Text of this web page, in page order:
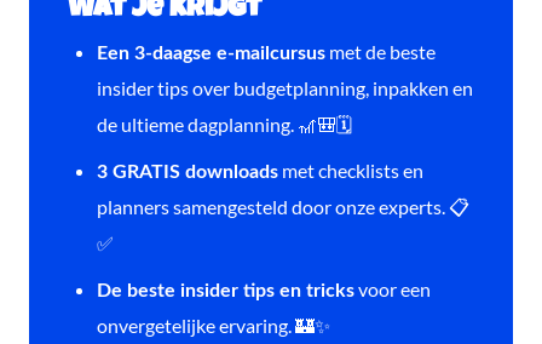
Wat je krijgt
Een 3-daagse e-mailcursus met de beste
insider tips over budgetplanning, inpakken en
de ultieme dagplanning. 🎢🎒🗓️
3 GRATIS downloads met checklists en
planners samengesteld door onze experts. 📋
✅
De beste insider tips en tricksvoor een
onvergetelijke ervaring. 🏰✨